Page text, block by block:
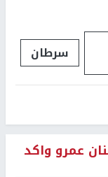
سرطان
عمرو واكد